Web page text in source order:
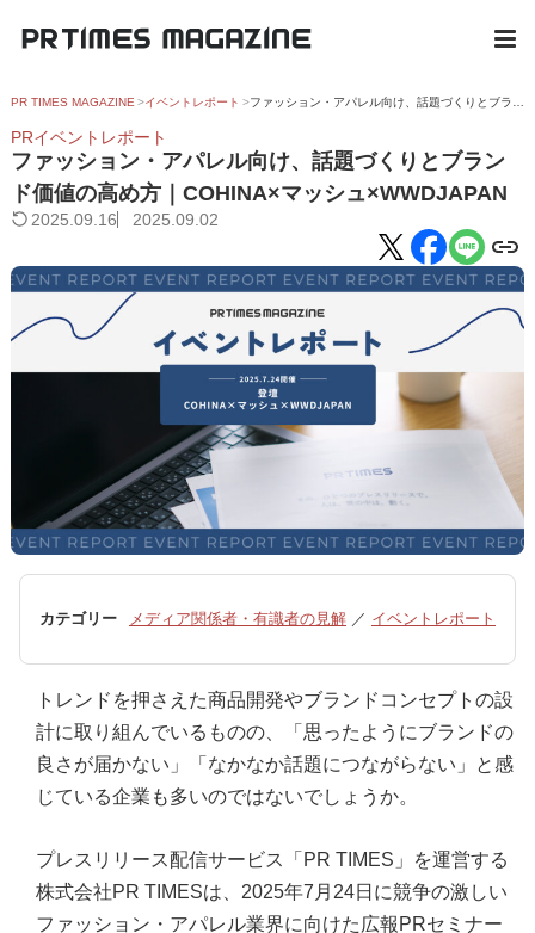
PR TIMES MAGAZINE イベントレポート
PRイベントレポート
ファッション・アパレル向け、話題づくりとブラン
ド価値の高め方｜COHINA×マッシュ×WWDJAPAN
2025.09.16 2025.09.02
カテゴリー メディア関係者・有識者の見解 ／ イベントレポート
トレンドを押さえた商品開発やブランドコンセプトの設
計に取り組んでいるものの、「思ったようにブランドの
良さが届かない」「なかなか話題につながらない」と感
じている企業も多いのではないでしょうか。
プレスリリース配信サービス「PR TIMES」を運営する
株式会社PR TIMESは、2025年7月24日に競争の激しい
ファッション・アパレル業界に向けた広報PRセミナー